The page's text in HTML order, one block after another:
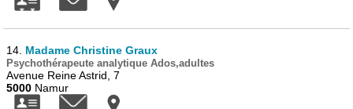
14. Madame Christine Graux
Psychothérapeute analytique Ados,adultes
Avenue Reine Astrid, 7
5000 Namur